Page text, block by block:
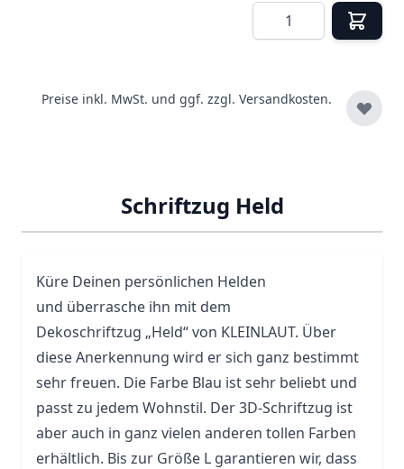
Menge
Preise inkl. MwSt. und ggf. zzgl. Versandkosten.
Schriftzug Held
Küre Deinen persönlichen Helden
und überrasche ihn mit dem
Dekoschriftzug „Held“ von KLEINLAUT. Über
diese Anerkennung wird er sich ganz bestimmt
sehr freuen. Die Farbe Blau ist sehr beliebt und
passt zu jedem Wohnstil. Der 3D-Schriftzug ist
aber auch in ganz vielen anderen tollen Farben
erhältlich. Bis zur Größe L garantieren wir, dass